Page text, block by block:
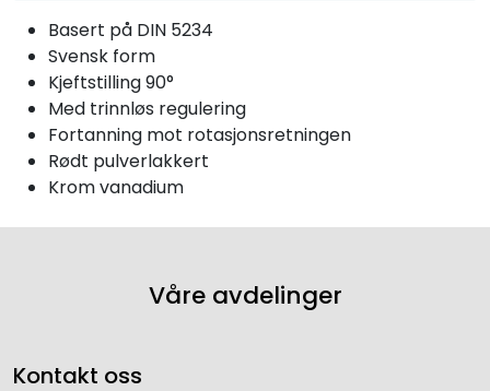
Basert på DIN 5234
Svensk form
Kjeftstilling 90°
Med trinnløs regulering
Fortanning mot rotasjonsretningen
Rødt pulverlakkert
Krom vanadium
Våre avdelinger
Kontakt oss